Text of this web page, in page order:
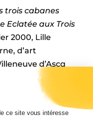
ce site vous intéresse
trois cabanes
Eclatée aux Trois
2000, Lille
d’art
d’Ascq